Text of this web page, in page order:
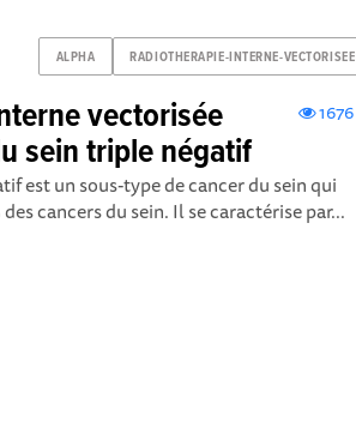
ALPHA RADIOTHERAPIE-INTERNE-VECTORISEE
1676
vectorisée
sein triple négatif
est un sous-type de cancer du sein qui
cancers du sein. Il se caractérise par...